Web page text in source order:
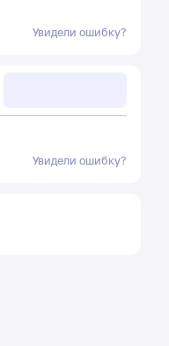
Увидели ошибку?
Увидели ошибку?